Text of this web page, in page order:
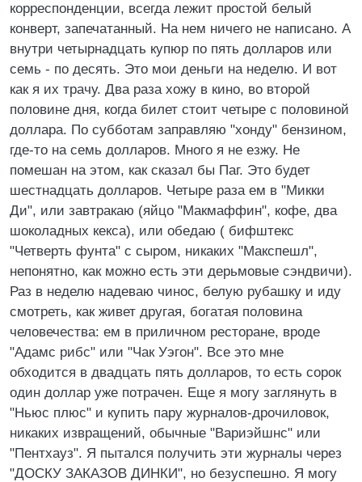
корреспонденции, всегда лежит простой белый
конверт, запечатанный. На нем ничего не написано. А
внутри четырнадцать купюр по пять долларов или
семь - по десять. Это мои деньги на неделю. И вот
как я их трачу. Два раза хожу в кино, во второй
половине дня, когда билет стоит четыре с половиной
доллара. По субботам заправляю "хонду" бензином,
где-то на семь долларов. Много я не езжу. Не
помешан на этом, как сказал бы Паг. Это будет
шестнадцать долларов. Четыре раза ем в "Микки
Ди", или завтракаю (яйцо "Макмаффин", кофе, два
шоколадных кекса), или обедаю ( бифштекс
"Четверть фунта" с сыром, никаких "Макспешл",
непонятно, как можно есть эти дерьмовые сэндвичи).
Раз в неделю надеваю чинос, белую рубашку и иду
смотреть, как живет другая, богатая половина
человечества: ем в приличном ресторане, вроде
"Адамс рибс" или "Чак Уэгон". Все это мне
обходится в двадцать пять долларов, то есть сорок
один доллар уже потрачен. Еще я могу заглянуть в
"Ньюс плюс" и купить пару журналов-дрочиловок,
никаких извращений, обычные "Вариэйшнс" или
"Пентхауз". Я пытался получить эти журналы через
"ДОСКУ ЗАКАЗОВ ДИНКИ", но безуспешно. Я могу